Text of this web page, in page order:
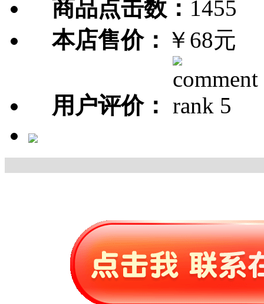
商品点击数： 1455
本店售价： ￥68元
用户评价：